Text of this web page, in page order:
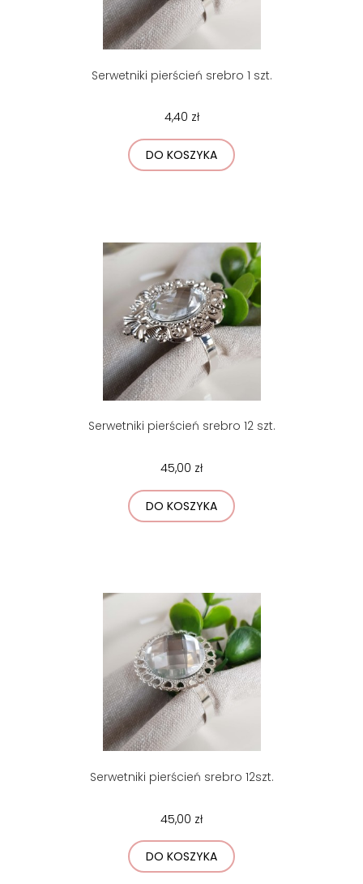
Serwetniki pierścień srebro 1 szt.
4,40 zł
DO KOSZYKA
Serwetniki pierścień srebro 12 szt.
45,00 zł
DO KOSZYKA
Serwetniki pierścień srebro 12szt.
45,00 zł
DO KOSZYKA